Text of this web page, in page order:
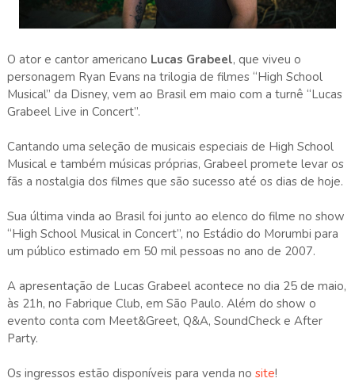
O ator e cantor americano Lucas Grabeel, que viveu o
personagem Ryan Evans na trilogia de filmes “High School
Musical” da Disney, vem ao Brasil em maio com a turnê “Lucas
Grabeel Live in Concert”.
Cantando uma seleção de musicais especiais de High School
Musical e também músicas próprias, Grabeel promete levar os
fãs a nostalgia dos filmes que são sucesso até os dias de hoje.
Sua última vinda ao Brasil foi junto ao elenco do filme no show
“High School Musical in Concert”, no Estádio do Morumbi para
um público estimado em 50 mil pessoas no ano de 2007.
A apresentação de Lucas Grabeel acontece no dia 25 de maio,
às 21h, no Fabrique Club, em São Paulo. Além do show o
evento conta com Meet&Greet, Q&A, SoundCheck e After
Party.
Os ingressos estão disponíveis para venda no site!